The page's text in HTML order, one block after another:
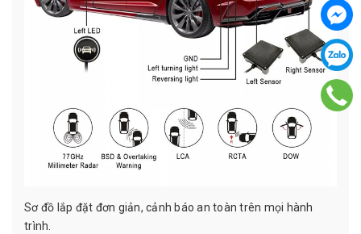
Sơ đồ lắp đặt đơn giản, cảnh báo an toàn trên mọi hành
trình.